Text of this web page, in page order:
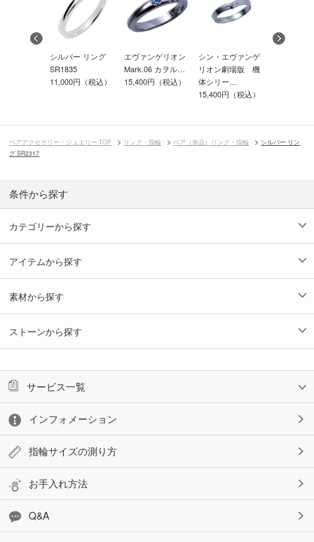
シルバー リング
SR1835
11,000円（税込）
エヴァンゲリオン
Mark.06 カヲル…
15,400円（税込）
シン・エヴァンゲ
リオン劇場版 機
体シリー…
15,400円（税込）
ペアアクセサリー・ジュエリー TOP リング・指輪 ペア（単品）リング・指輪
シルバー リン
グ SR2317
条件から探す
カテゴリーから探す
アイテムから探す
素材から探す
ストーンから探す
サービス一覧
インフォメーション
指輪サイズの測り方
お手入れ方法
Q&A